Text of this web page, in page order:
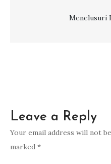
Menelusuri
Leave a Reply
Your email address will not
marked *